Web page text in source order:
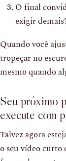
O final
exigir
Quando você
tropeçar no
mesmo quando
Seu próximo
execute com
Talvez agora
o seu vídeo curto